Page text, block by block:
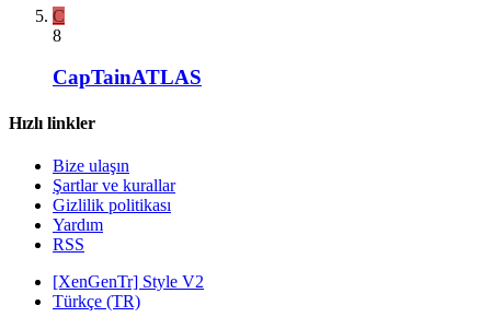
C
8
CapTainATLAS
Hızlı linkler
Bize ulaşın
Şartlar ve kurallar
Gizlilik politikası
Yardım
RSS
[XenGenTr] Style V2
Türkçe (TR)